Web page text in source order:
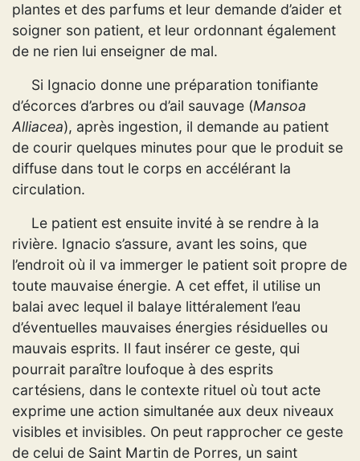
plantes et des parfums et leur demande d’aider et
soigner son patient, et leur ordonnant également
de ne rien lui enseigner de mal.
Si Ignacio donne une préparation tonifiante
d’écorces d’arbres ou d’ail sauvage (Mansoa
Alliacea), après ingestion, il demande au patient
de courir quelques minutes pour que le produit se
diffuse dans tout le corps en accélérant la
circulation.
Le patient est ensuite invité à se rendre à la
rivière. Ignacio s’assure, avant les soins, que
l’endroit où il va immerger le patient soit propre de
toute mauvaise énergie. A cet effet, il utilise un
balai avec lequel il balaye littéralement l’eau
d’éventuelles mauvaises énergies résiduelles ou
mauvais esprits. Il faut insérer ce geste, qui
pourrait paraître loufoque à des esprits
cartésiens, dans le contexte rituel où tout acte
exprime une action simultanée aux deux niveaux
visibles et invisibles. On peut rapprocher ce geste
de celui de Saint Martin de Porres, un saint